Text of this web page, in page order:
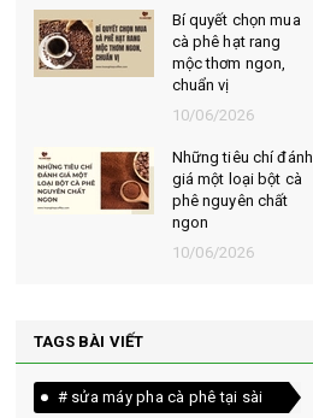
Bí quyết chọn mua
cà phê hạt rang
mộc thơm ngon,
chuẩn vị
10/06/2026
Những tiêu chí đánh
giá một loại bột cà
phê nguyên chất
ngon
10/06/2026
TAGS BÀI VIẾT
# sửa máy pha cà phê tại sài